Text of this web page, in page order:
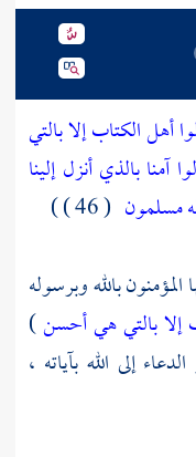
أهل الكتاب إلا بالتي
بالذي أنزل إلينا
مسلمون ( 46 ) )
بالله وبرسوله
إلا بالتي هي أحسن)
إلى الله بآياته ،